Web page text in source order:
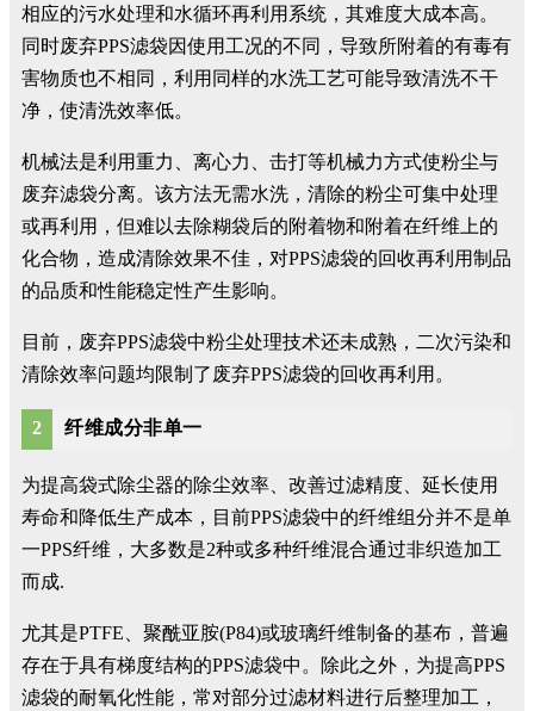
相应的污水处理和水循环再利用系统，其难度大成本高。
同时废弃PPS滤袋因使用工况的不同，导致所附着的有毒有
害物质也不相同，利用同样的水洗工艺可能导致清洗不干
净，使清洗效率低。
机械法是利用重力、离心力、击打等机械力方式使粉尘与
废弃滤袋分离。该方法无需水洗，清除的粉尘可集中处理
或再利用，但难以去除糊袋后的附着物和附着在纤维上的
化合物，造成清除效果不佳，对PPS滤袋的回收再利用制品
的品质和性能稳定性产生影响。
目前，废弃PPS滤袋中粉尘处理技术还未成熟，二次污染和
清除效率问题均限制了废弃PPS滤袋的回收再利用。
2 纤维成分非单一
为提高袋式除尘器的除尘效率、改善过滤精度、延长使用
寿命和降低生产成本，目前PPS滤袋中的纤维组分并不是单
一PPS纤维，大多数是2种或多种纤维混合通过非织造加工
而成.
尤其是PTFE、聚酰亚胺(P84)或玻璃纤维制备的基布，普遍
存在于具有梯度结构的PPS滤袋中。除此之外，为提高PPS
滤袋的耐氧化性能，常对部分过滤材料进行后整理加工，